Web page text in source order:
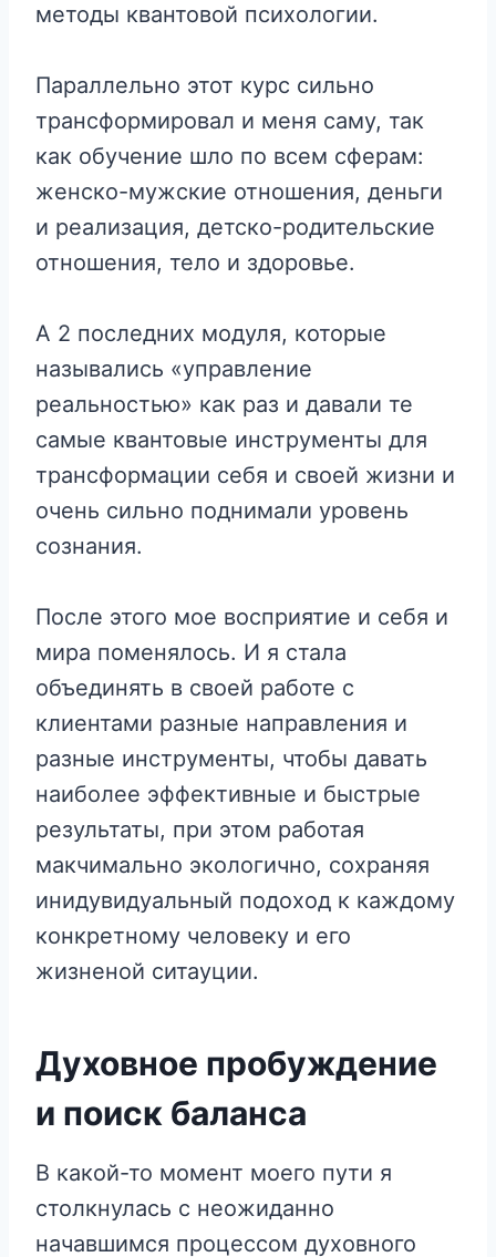
методы квантовой психологии.
Параллельно этот курс сильно
трансформировал и меня саму, так
как обучение шло по всем сферам:
женско-мужские отношения, деньги
и реализация, детско-родительские
отношения, тело и здоровье.
А 2 последних модуля, которые
назывались «управление
реальностью» как раз и давали те
самые квантовые инструменты для
трансформации себя и своей жизни и
очень сильно поднимали уровень
сознания.
После этого мое восприятие и себя и
мира поменялось. И я стала
объединять в своей работе с
клиентами разные направления и
разные инструменты, чтобы давать
наиболее эффективные и быстрые
результаты, при этом работая
макчимально экологично, сохраняя
инидувидуальный подоход к каждому
конкретному человеку и его
жизненой ситауции.
Духовное пробуждение
и поиск баланса
В какой-то момент моего пути я
столкнулась с неожиданно
начавшимся процессом духовного